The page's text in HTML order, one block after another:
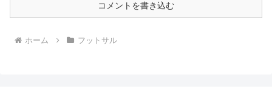
コメントを書き込む
ホーム フットサル